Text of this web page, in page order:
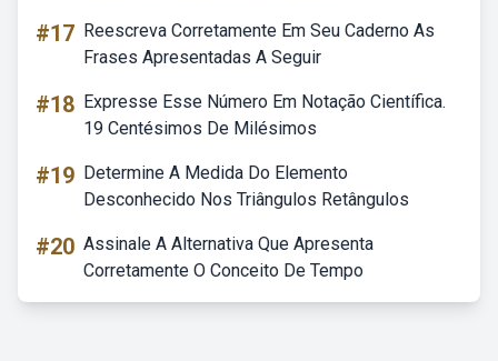
#17 Reescreva Corretamente Em Seu Caderno As
Frases Apresentadas A Seguir
#18 Expresse Esse Número Em Notação Científica.
19 Centésimos De Milésimos
#19 Determine A Medida Do Elemento
Desconhecido Nos Triângulos Retângulos
#20 Assinale A Alternativa Que Apresenta
Corretamente O Conceito De Tempo